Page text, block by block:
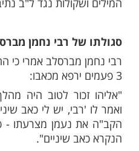
וכאבי השיניים שלה
ישראל' מובאת
לאחר שמתעטף אדם
מלך העולם אשר
יכוון בעת